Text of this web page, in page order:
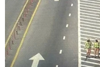
08/08/2026 02:33
Áp thấp nhiệt đới đổi
vùng biển phía Đông